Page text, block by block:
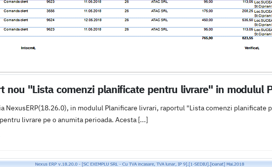
nou "Lista comenzi planificate pentru livrare" in modulul
NexusERP(18.26.0), in modulul Planificare livrari, raportul "Lista comenzi planificate
livrare pe o anumita perioada. Acesta [...]